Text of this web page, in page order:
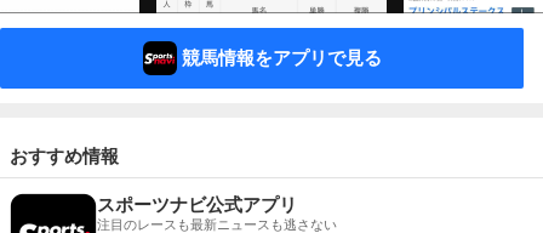
競馬情報をアプリで見る
おすすめ情報
スポーツナビ公式アプリ
注目のレースも最新ニュースも逃さない